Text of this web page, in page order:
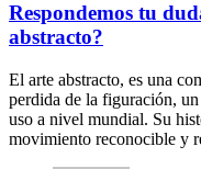
Respondemos tu
abstracto?
El arte abstracto, es una
perdida de la figuración,
uso a nivel mundial. Su
movimiento reconocible y